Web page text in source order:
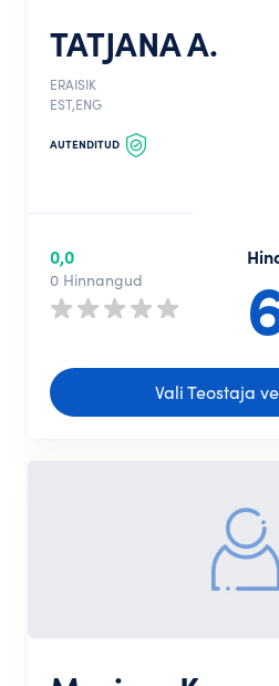
TATJANA A.
ERAISIK
EST,ENG
AUTENDITUD
Vali Teostaja
0,0
0 Hinnangud